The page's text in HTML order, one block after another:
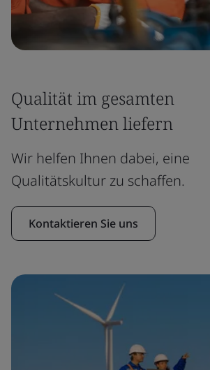
Qualität im gesamten
Unternehmen liefern
Wir helfen Ihnen dabei, eine
Qualitätskultur zu schaffen.
Kontaktieren Sie uns